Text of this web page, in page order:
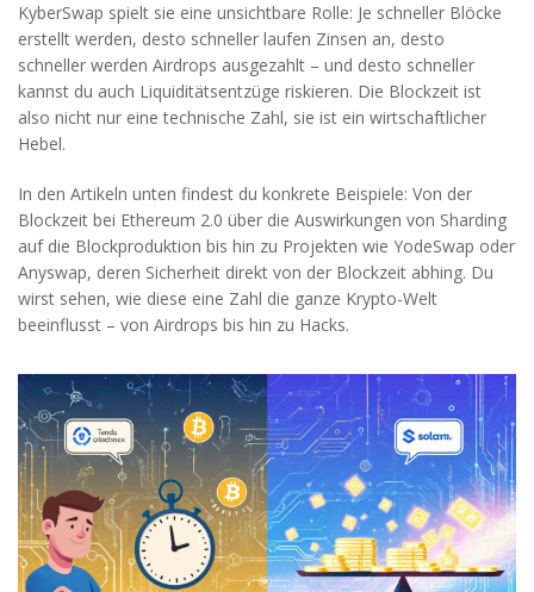
KyberSwap spielt sie eine unsichtbare Rolle: Je schneller Blöcke
erstellt werden, desto schneller laufen Zinsen an, desto
schneller werden Airdrops ausgezahlt – und desto schneller
kannst du auch Liquiditätsentzüge riskieren. Die Blockzeit ist
also nicht nur eine technische Zahl, sie ist ein wirtschaftlicher
Hebel.
In den Artikeln unten findest du konkrete Beispiele: Von der
Blockzeit bei Ethereum 2.0 über die Auswirkungen von Sharding
auf die Blockproduktion bis hin zu Projekten wie YodeSwap oder
Anyswap, deren Sicherheit direkt von der Blockzeit abhing. Du
wirst sehen, wie diese eine Zahl die ganze Krypto-Welt
beeinflusst – von Airdrops bis hin zu Hacks.